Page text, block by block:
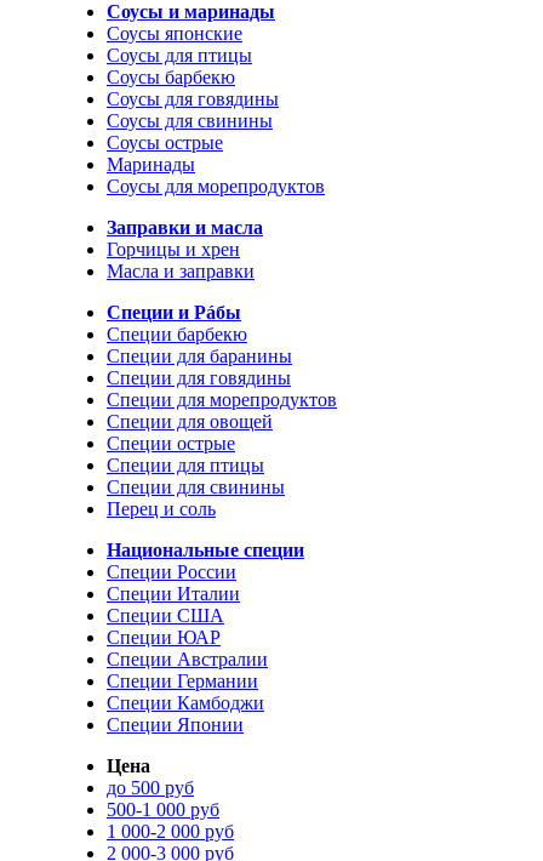
Соусы и маринады
Соусы японские
Соусы для птицы
Соусы барбекю
Соусы для говядины
Соусы для свинины
Соусы острые
Маринады
Соусы для морепродуктов
Заправки и масла
Горчицы и хрен
Масла и заправки
Специи и Рáбы
Специи барбекю
Специи для баранины
Специи для говядины
Специи для морепродуктов
Специи для овощей
Специи острые
Специи для птицы
Специи для свинины
Перец и соль
Национальные специи
Специи России
Специи Италии
Специи США
Специи ЮАР
Специи Австралии
Специи Германии
Специи Камбоджи
Специи Японии
Цена
до 500 руб
500-1 000 руб
1 000-2 000 руб
2 000-3 000 руб